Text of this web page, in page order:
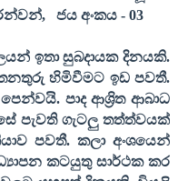
, ජය අංකය -03
ඉතා සුබදායක දිනයකි.
හිමිවීමට ඉඩ පවතී.
පාද ආශ්‍රිත ආබාධ
පැවති ගැටලු තත්ත්වයක්
පවතී. කලා අංශයෙන්
කටයුතු සාර්ථක කර